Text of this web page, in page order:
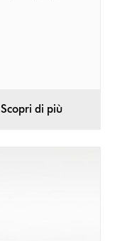
Scopri di più